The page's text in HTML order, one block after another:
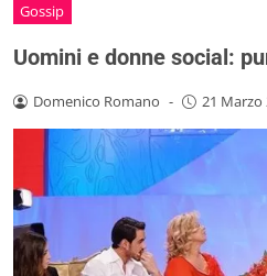
Gossip
Uomini e donne social:
Domenico Romano - 21 Marzo